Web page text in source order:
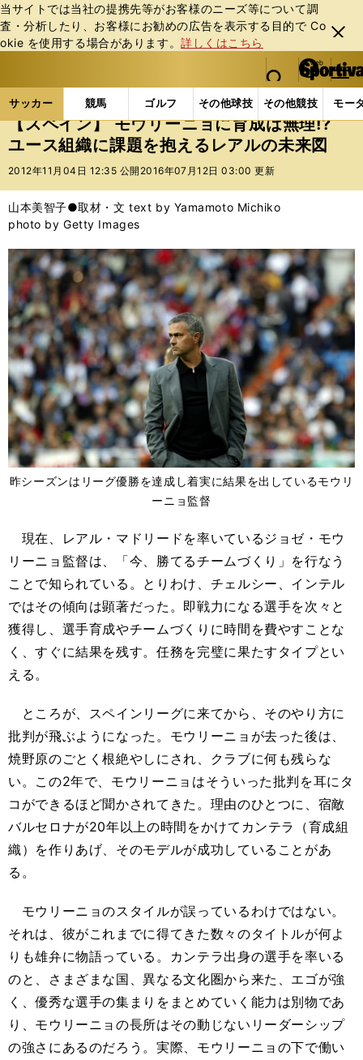
当サイトでは当社の提携先等がお客様のニーズ等について調
査・分析したり、お客様にお勧めの広告を表⽰する⽬的で Co
okie を使⽤する場合があります。詳しくはこちら
閉じ
る
web Sportiva (webスポルティーバ)
検索
マイペ
ー
ジ
メニュ
サッカー 競馬 ゴルフ その他球技 その他競技 モー
ス
ポ
ル
バ
サッカーの記事一覧 海外サッカー 海外サッカー
【スペイン】 モウリーニョに育成は無理!?
ユース組織に課題を抱えるレアルの未来図
2012年11月04日 12:35 公開 2016年07月12日 03:00 更新
山本美智子●取材・文 text by Yamamoto Michiko
photo by Getty Images
昨シーズンはリーグ優勝を達成し着実に結果を出しているモウリ
ーニョ監督
現在、レアル・マドリードを率いているジョゼ・モウ
リーニョ監督は、「今、勝てるチームづくり」を行なう
ことで知られている。とりわけ、チェルシー、インテル
ではその傾向は顕著だった。即戦力になる選手を次々と
獲得し、選手育成やチームづくりに時間を費やすことな
く、すぐに結果を残す。任務を完璧に果たすタイプとい
える。
ところが、スペインリーグに来てから、そのやり方に
批判が飛ぶようになった。モウリーニョが去った後は、
焼野原のごとく根絶やしにされ、クラブに何も残らな
い。この2年で、モウリーニョはそういった批判を耳にタ
コができるほど聞かされてきた。理由のひとつに、宿敵
バルセロナが20年以上の時間をかけてカンテラ（育成組
織）を作りあげ、そのモデルが成功していることがあ
る。
モウリーニョのスタイルが誤っているわけではない。
それは、彼がこれまでに得てきた数々のタイトルが何よ
りも雄弁に物語っている。カンテラ出身の選手を率いる
のと、さまざまな国、異なる文化圏から来た、エゴが強
く、優秀な選手の集まりをまとめていく能力は別物であ
り、モウリーニョの長所はその動じないリーダーシップ
の強さにあるのだろう。実際、モウリーニョの下で働い